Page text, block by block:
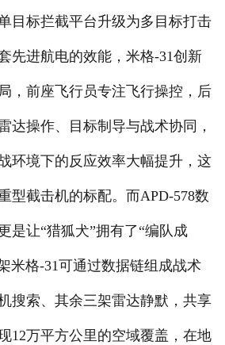
目标拦截平台升级为多目标打击
先进航电的效能，米格-31创新
，前座飞行员专注飞行操控，后
达操作、目标制导与战术协同，
环境下的反应效率大幅提升，这
型截击机的标配。而APD-578数
是让“猎狐犬”拥有了“编队成
米格-31可通过数据链组成战术
搜索、其余三架雷达静默，共享
12万平方公里的空域覆盖，在地